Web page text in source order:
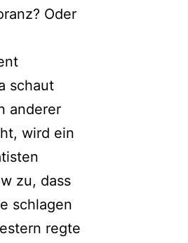
Oder
schaut
anderer
wird ein
zu, dass
schlagen
regte